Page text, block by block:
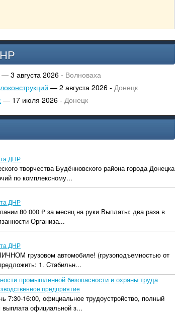
— 3 августа 2026 - Волноваха
— 2 августа 2026 - Донецк
— 17 июля 2026 - Донецк
ДНР
творчества Будённовского района города Донецка
по комплексному...
ДНР
80 000 ₽ за месяц на руки Выплаты: два раза в
Организа...
ДНР
грузовом aвтомoбиле! (грузопoдъемнoстью от
1. Cтaбильн...
промышленной безопасности и охраны труда
предприятие
7:30-16:00, официальное трудоустройство, полный
выплата официальной з...